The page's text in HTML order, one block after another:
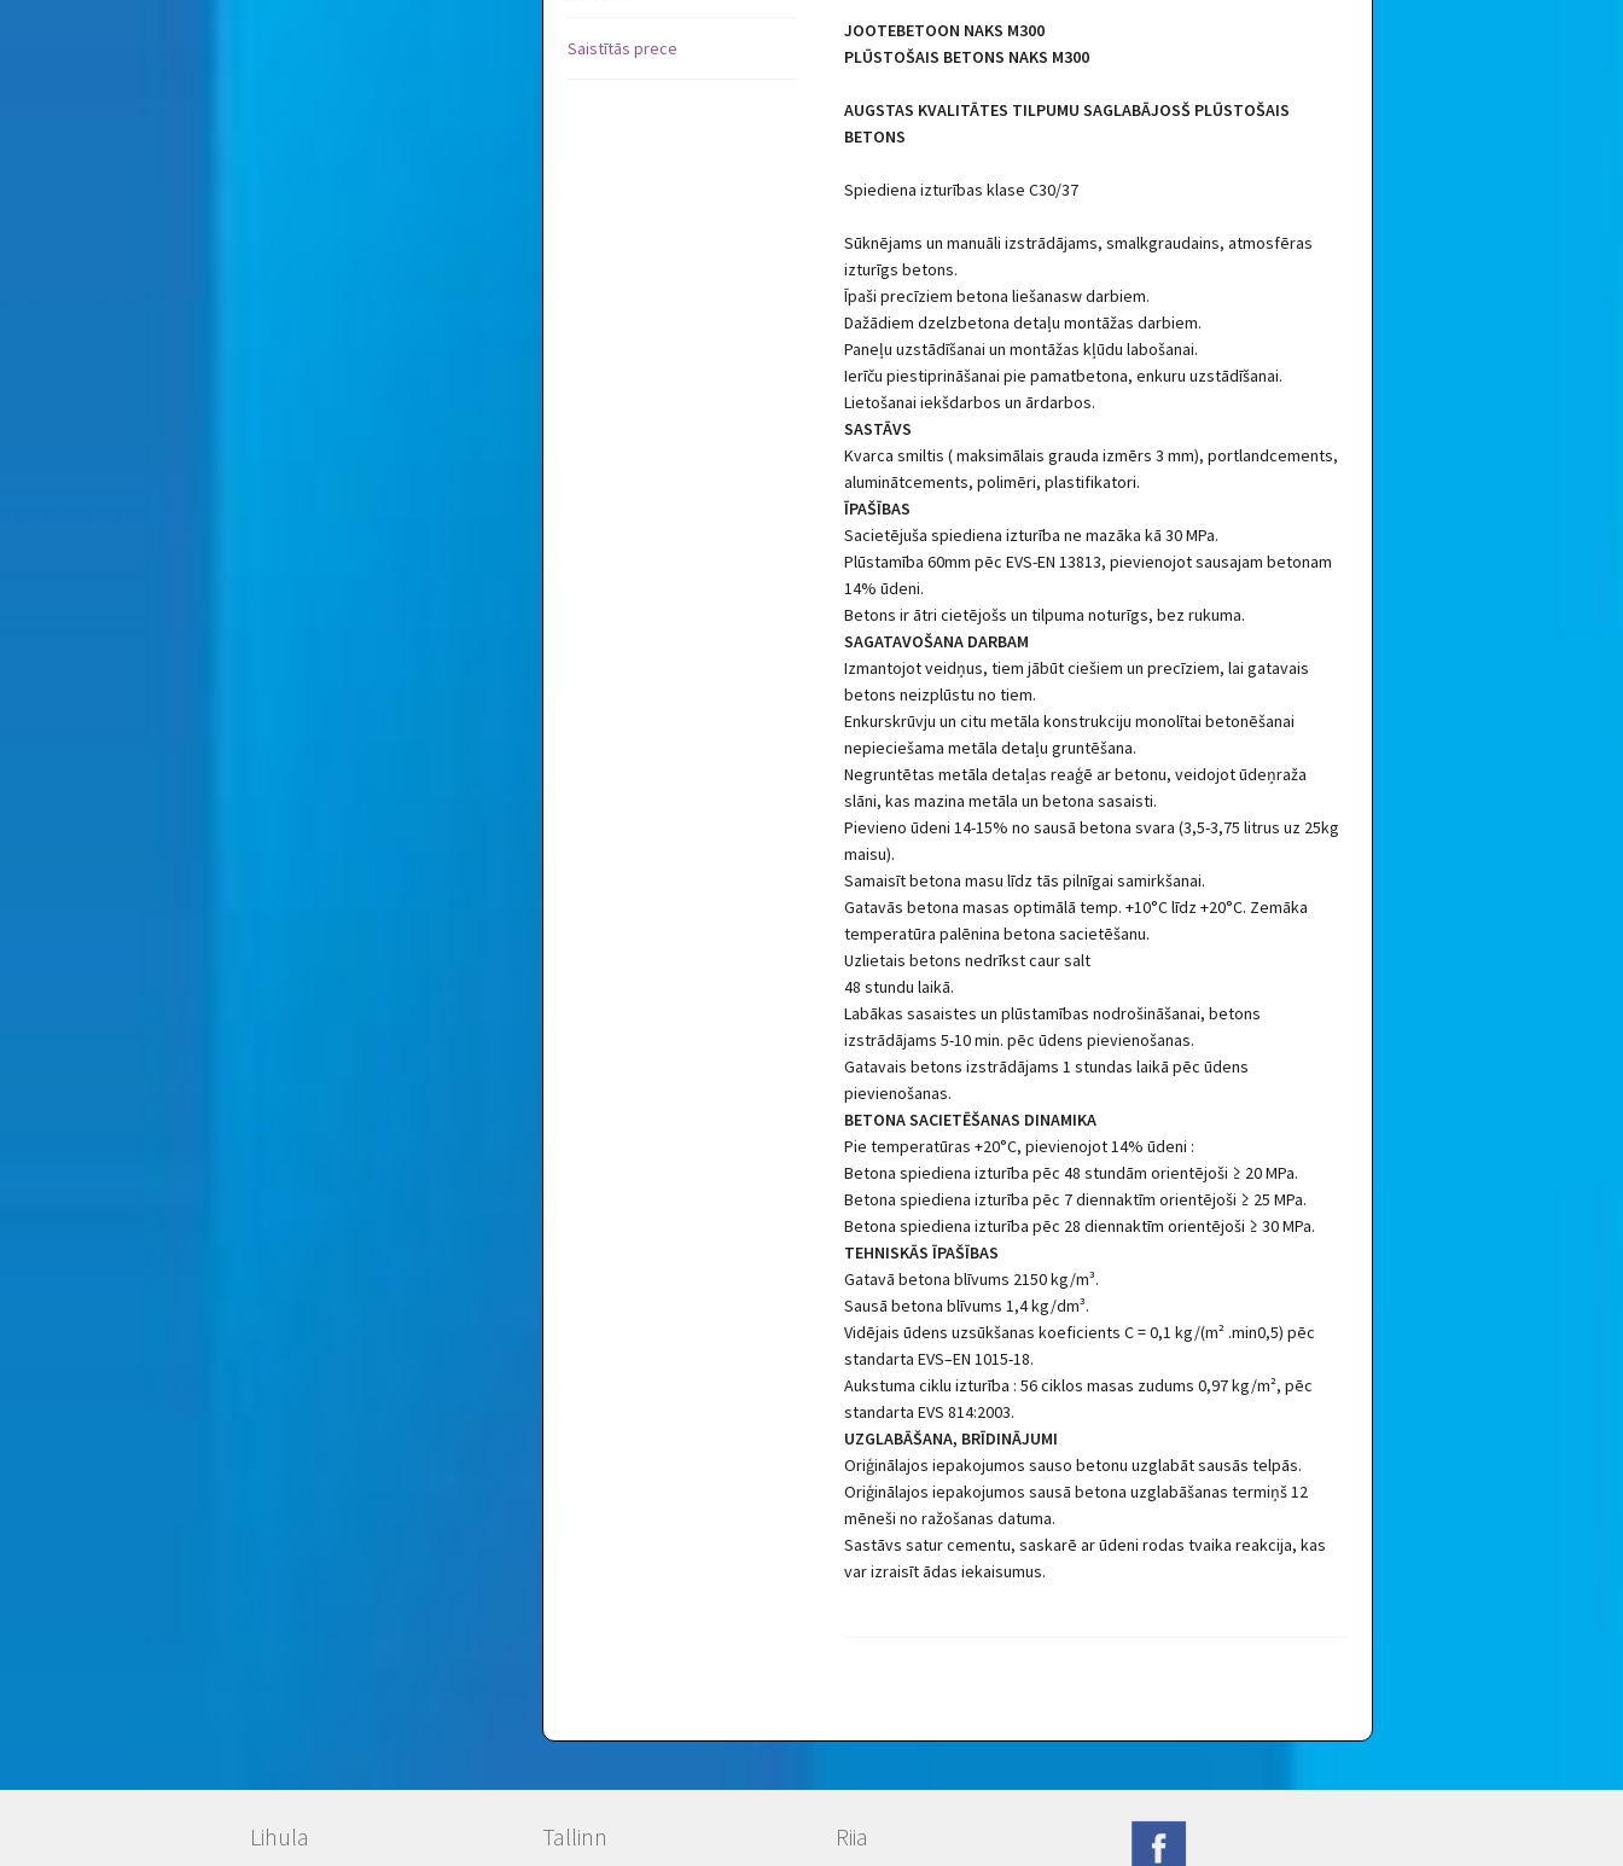
Saistītās prece
JOOTEBETOON NAKS M300
PLŪSTOŠAIS BETONS NAKS M300
AUGSTAS KVALITĀTES TILPUMU SAGLABĀJOSŠ PLŪSTOŠAIS
BETONS
Spiediena izturības klase C30/37
Sūknējams un manuāli izstrādājams, smalkgraudains, atmosfēras
izturīgs betons.
Īpaši precīziem betona liešanasw darbiem.
Dažādiem dzelzbetona detaļu montāžas darbiem.
Paneļu uzstādīšanai un montāžas kļūdu labošanai.
Ierīču piestiprināšanai pie pamatbetona, enkuru uzstādīšanai.
Lietošanai iekšdarbos un ārdarbos.
SASTĀVS
Kvarca smiltis ( maksimālais grauda izmērs 3 mm), portlandcements,
aluminātcements, polimēri, plastifikatori.
ĪPAŠĪBAS
Sacietējuša spiediena izturība ne mazāka kā 30 MPa.
Plūstamība 60mm pēc EVS-EN 13813, pievienojot sausajam betonam
14% ūdeni.
Betons ir ātri cietējošs un tilpuma noturīgs, bez rukuma.
SAGATAVOŠANA DARBAM
Izmantojot veidņus, tiem jābūt ciešiem un precīziem, lai gatavais
betons neizplūstu no tiem.
Enkurskrūvju un citu metāla konstrukciju monolītai betonēšanai
nepieciešama metāla detaļu gruntēšana.
Negruntētas metāla detaļas reaģē ar betonu, veidojot ūdeņraža
slāni, kas mazina metāla un betona sasaisti.
Pievieno ūdeni 14-15% no sausā betona svara (3,5-3,75 litrus uz 25kg
maisu).
Samaisīt betona masu līdz tās pilnīgai samirkšanai.
Gatavās betona masas optimālā temp. +10°C līdz +20°C. Zemāka
temperatūra palēnina betona sacietēšanu.
Uzlietais betons nedrīkst caur salt
48 stundu laikā.
Labākas sasaistes un plūstamības nodrošināšanai, betons
izstrādājams 5-10 min. pēc ūdens pievienošanas.
Gatavais betons izstrādājams 1 stundas laikā pēc ūdens
pievienošanas.
BETONA SACIETĒŠANAS DINAMIKA
Pie temperatūras +20°C, pievienojot 14% ūdeni :
Betona spiediena izturība pēc 48 stundām orientējoši ≥ 20 MPa.
Betona spiediena izturība pēc 7 diennaktīm orientējoši ≥ 25 MPa.
Betona spiediena izturība pēc 28 diennaktīm orientējoši ≥ 30 MPa.
TEHNISKĀS ĪPAŠĪBAS
Gatavā betona blīvums 2150 kg/m³.
Sausā betona blīvums 1,4 kg/dm³.
Vidējais ūdens uzsūkšanas koeficients C = 0,1 kg/(m² .min0,5) pēc
standarta EVS–EN 1015-18.
Aukstuma ciklu izturība : 56 ciklos masas zudums 0,97 kg/m², pēc
standarta EVS 814:2003.
UZGLABĀŠANA, BRĪDINĀJUMI
Oriģinālajos iepakojumos sauso betonu uzglabāt sausās telpās.
Oriģinālajos iepakojumos sausā betona uzglabāšanas termiņš 12
mēneši no ražošanas datuma.
Sastāvs satur cementu, saskarē ar ūdeni rodas tvaika reakcija, kas
var izraisīt ādas iekaisumus.
Lihula Tallinn Riia